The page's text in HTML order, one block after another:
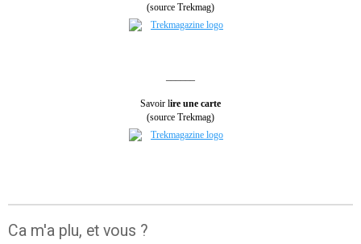
(source Trekmag)
Savoir lire une carte
(source Trekmag)
Ca m'a plu, et vous ?